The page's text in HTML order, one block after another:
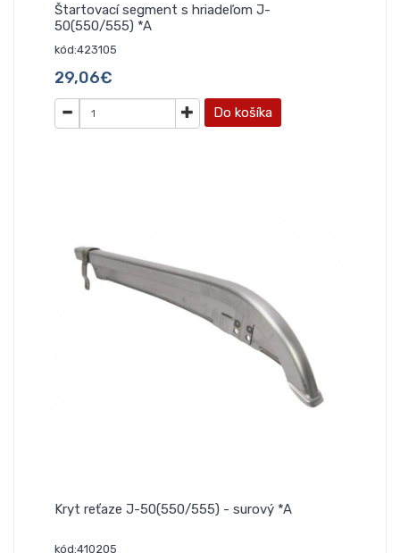
Štartovací segment s hriadeľom J-
50(550/555) *A
kód:423105
29,06€
Do košíka
Kryt reťaze J-50(550/555) - surový *A
kód:410205